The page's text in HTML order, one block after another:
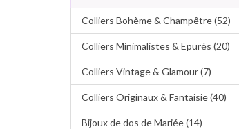
Colliers Bohème & Champêtre (52)
Colliers Minimalistes & Epurés (20)
Colliers Vintage & Glamour (7)
Colliers Originaux & Fantaisie (40)
Bijoux de dos de Mariée (14)